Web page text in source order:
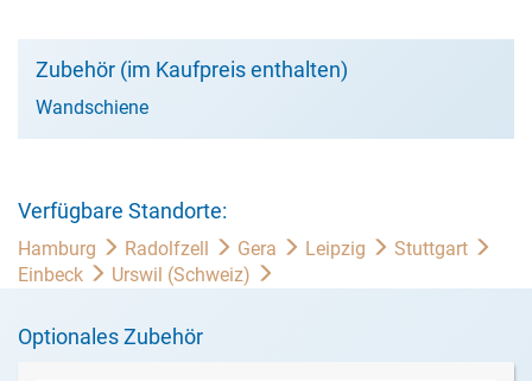
Zubehör (im Kaufpreis enthalten)
Wandschiene
Verfügbare Standorte:
Hamburg Radolfzell Gera Leipzig
Stuttgart
Einbeck
Urswil (Schweiz)
Optionales Zubehör